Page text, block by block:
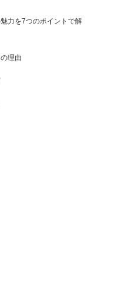
力を7つのポイントで解
理由